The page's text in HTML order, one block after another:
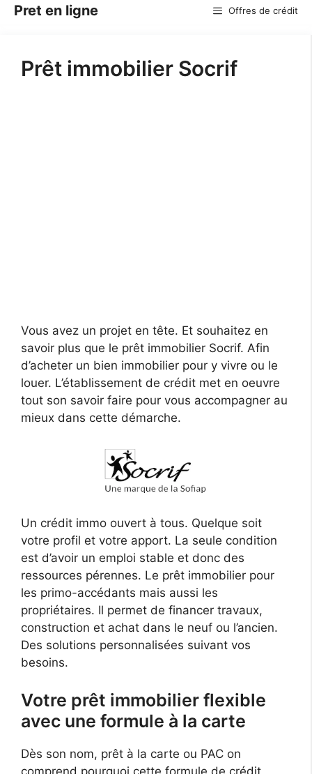
AllerPret en ligne Offres de crédit
Prêt immobilier Socrif
Vous avez un projet en tête. Et souhaitez en
savoir plus que le prêt immobilier Socrif. Afin
d’acheter un bien immobilier pour y vivre ou le
louer. L’établissement de crédit met en oeuvre
tout son savoir faire pour vous accompagner au
mieux dans cette démarche.
Un crédit immo ouvert à tous. Quelque soit
votre profil et votre apport. La seule condition
est d’avoir un emploi stable et donc des
ressources pérennes. Le prêt immobilier pour
les primo-accédants mais aussi les
propriétaires. Il permet de financer travaux,
construction et achat dans le neuf ou l’ancien.
Des solutions personnalisées suivant vos
besoins.
Votre prêt immobilier flexible
avec une formule à la carte
Dès son nom, prêt à la carte ou PAC on
comprend pourquoi cette formule de crédit